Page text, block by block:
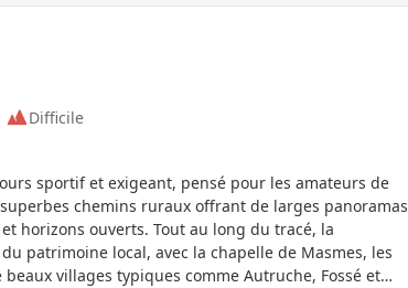
Difficile
sportif et exigeant, pensé pour les amateurs de
chemins ruraux offrant de larges panoramas
horizons ouverts. Tout au long du tracé, la
patrimoine local, avec la chapelle de Masmes, les
villages typiques comme Autruche, Fossé et